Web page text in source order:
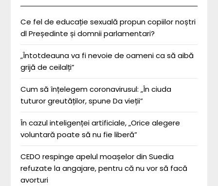
Ce fel de educație sexuală propun copiilor noștri
dl Președinte și domnii parlamentari?
„Întotdeauna va fi nevoie de oameni ca să aibă
grijă de ceilalți”
Cum să înțelegem coronavirusul: „În ciuda
tuturor greutăților, spune Da vieții”
În cazul inteligenței artificiale, „Orice alegere
voluntară poate să nu fie liberă”
CEDO respinge apelul moașelor din Suedia
refuzate la angajare, pentru că nu vor să facă
avorturi